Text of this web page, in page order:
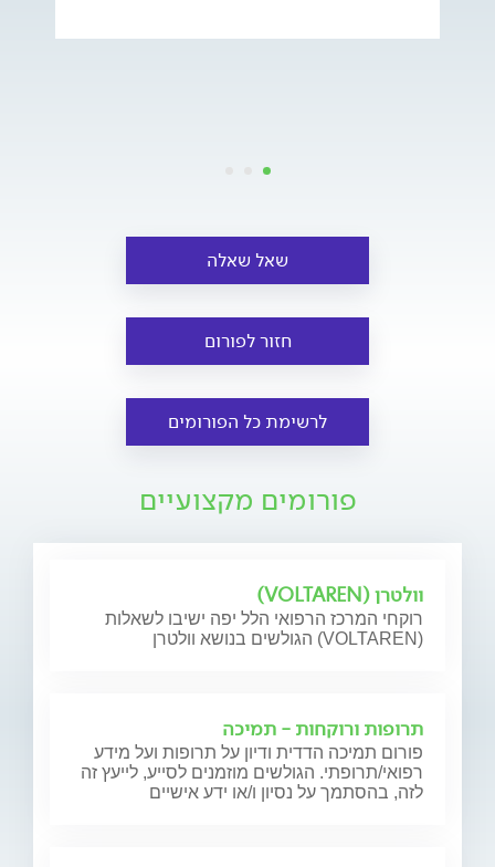
שאל שאלה
חזור לפורום
לרשימת כל הפורומים
פורומים מקצועיים
וולטרן (VOLTAREN)
רוקחי המרכז הרפואי הלל יפה ישיבו לשאלות
הגולשים בנושא וולטרן (VOLTAREN)
תרופות ורוקחות - תמיכה
פורום תמיכה הדדית ודיון על תרופות ועל מידע
רפואי/תרופתי. הגולשים מוזמנים לסייע, לייעץ זה
לזה, בהסתמך על נסיון ו/או ידע אישיים